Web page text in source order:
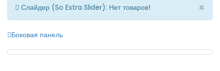
Слайдер (So Extra Slider): Нет товаров! ×
Боковая панель